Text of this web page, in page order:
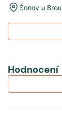
Šonov u
Hodnocení